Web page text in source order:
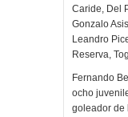
Caride, Del
Gonzalo Asis
Leandro
Reserva,
Fernando
ocho
goleador de